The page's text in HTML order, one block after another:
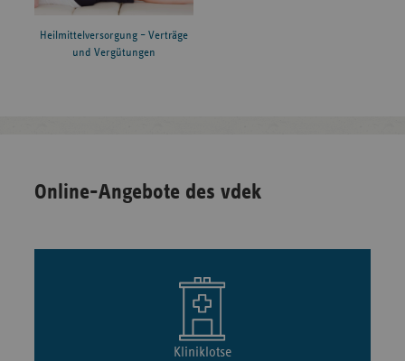
Heilmittelversorgung – Verträge
und Vergütungen
Online-Angebote des vdek
Kliniklotse